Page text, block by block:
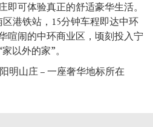
即可体验真正的舒适豪华生活。
港铁站，15分钟车程即达中环
喧闹的中环商业区，顷刻投入宁
以外的家”。
明山庄 – 一座奢华地标所在